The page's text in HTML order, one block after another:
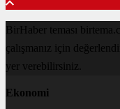
BirHaber teması
çalışmanız için
yer verebilirsiniz.
Ekonomi